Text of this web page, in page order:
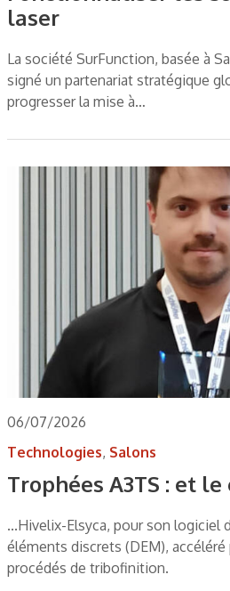
laser
La société SurFunction, basée à
signé un partenariat stratégique
progresser la mise à…
06/07/2026
Technologies, Salons
Trophées A3TS : et
...Hivelix-Elsyca, pour son logiciel
éléments discrets (DEM), accéléré
procédés de tribofinition.